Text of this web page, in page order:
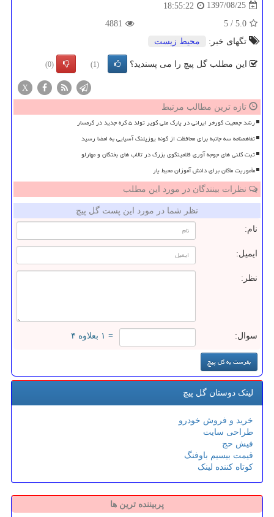
1397/08/25
18:55:22
5.0
/
5
4881
تگهای خبر:
محیط زیست
این مطلب گل پیچ را می پسندید؟ (1)
(0)
X
تازه ترین مطالب مرتبط
رشد جمعیت گورخر ایرانی در پارک ملی کویر تولد ۵ کره جدید در گرمسار
تفاهمنامه سه جانبه برای محافظت از گونه یوزپلنگ آسیایی به امضا رسید
ثبت کلنی های جوجه آوری فلامینگوی بزرگ در تالاب های بختگان و مهارلو
مأموریت ماکان برای دانش آموزان محیط یار
نظرات بینندگان در مورد این مطلب
نظر شما در مورد این پست گل پیچ
نام:
ایمیل:
نظر:
سوال: = ۱ بعلاوه ۴
لینک دوستان گل پیچ
خرید و فروش خودرو
طراحی سایت
فیش حج
قیمت بیسیم باوفنگ
کوتاه کننده لینک
پربیننده ترین ها